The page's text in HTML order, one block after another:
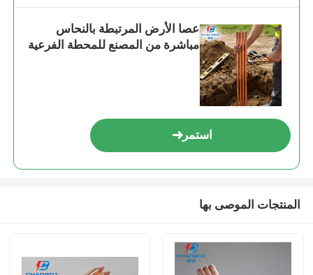
عصا الأرض المرتبطة بالنحاس
مباشرة من المصنع للمحطة الفرعية
استمر
المنتجات الموصى بها